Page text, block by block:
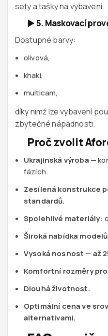
sety a tašky na vybavení.
►5. Maskovací
Dostupné barvy:
olivová,
khaki,
multicam,
díky nimž lze vybavení
zbytečné nápadnosti.
Proč zvolit
Ukrajinská výroba —
fázích.
Zesílená konstrukce
standardů.
Spolehlivé materiály:
Široká nabídka
Vysoká nosnost — až
Komfortní rozměry
Dlouhá životnost.
Optimální cena ve
alternativami.